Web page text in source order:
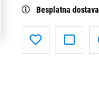
Besplatna dostava